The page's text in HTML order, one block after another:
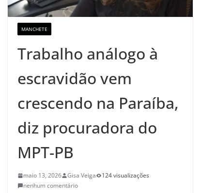
MANCHETE
Trabalho análogo à
escravidão vem
crescendo na Paraíba,
diz procuradora do
MPT-PB
maio 13, 2026 Gisa Veiga
124 visualizações
nenhum comentário